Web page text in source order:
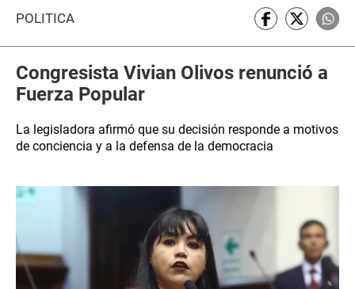
POLÍTICA
Congresista Vivian Olivos renunció a
Fuerza Popular
La legisladora afirmó que su decisión responde a motivos
de conciencia y a la defensa de la democracia